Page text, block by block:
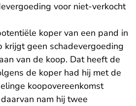
voor niet-verkocht
koper van een pand in
krijgt geen schadevergoeding
van de koop. Dat heeft de
de koper had hij met de
koopovereenkomst
nam hij twee